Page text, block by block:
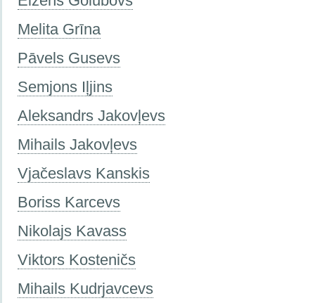
Melita Grīna
Pāvels Gusevs
Semjons Iļjins
Aleksandrs Jаkovļevs
Mihails Jakovļevs
Vjačeslavs Kanskis
Boriss Karcevs
Nikolajs Kavass
Viktors Kosteničs
Mihails Kudrjavcevs